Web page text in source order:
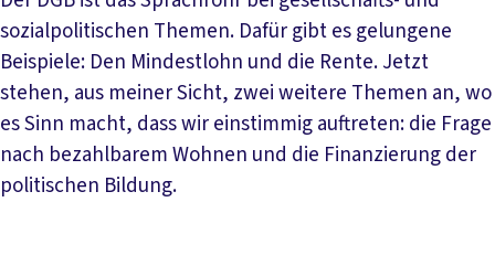
sozialpolitischen Themen. Dafür gibt es gelungene
Beispiele: Den Mindestlohn und die Rente. Jetzt
stehen, aus meiner Sicht, zwei weitere Themen an, wo
es Sinn macht, dass wir einstimmig auftreten: die Frage
nach bezahlbarem Wohnen und die Finanzierung der
politischen Bildung.